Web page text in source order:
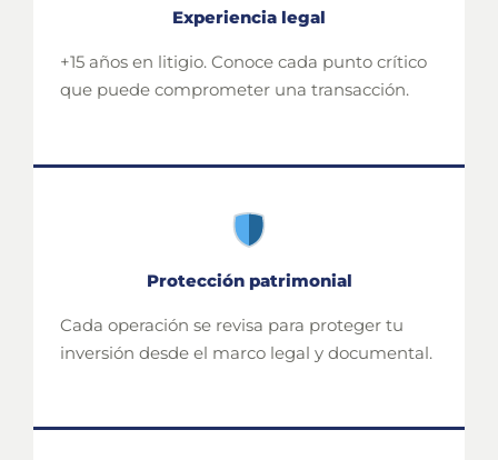
Experiencia legal
+15 años en litigio. Conoce cada punto crítico
que puede comprometer una transacción.
Protección patrimonial
Cada operación se revisa para proteger tu
inversión desde el marco legal y documental.